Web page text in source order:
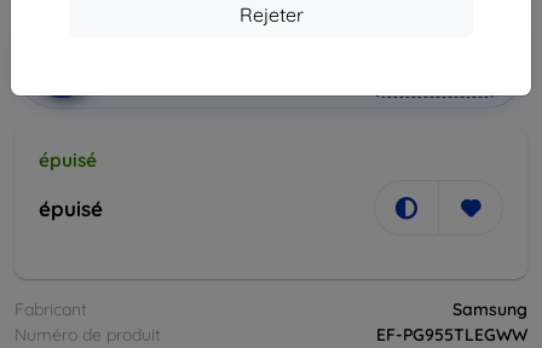
Rejeter
épuisé
épuisé
Fabricant
Samsung
Numéro de produit
EF-PG955TLEGWW